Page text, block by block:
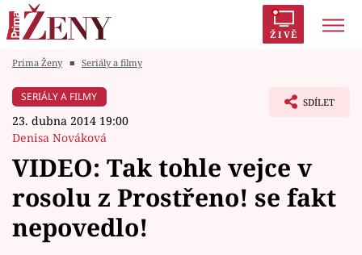
ŽIVĚ
Módní alarm
Témata
Celebrity
Prima Ženy ■ Seriály a filmy
SERIÁLY A FILMY
23. dubna 2014 19:00
Denisa Nováková
SDÍLET
VIDEO: Tak tohle vejce v
rosolu z Prostřeno! se fakt
nepovedlo!